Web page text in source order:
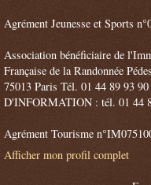
Agrément Jeunesse et Sports
Association bénéficiaire de
Française de la Randonnée
75013 Paris Tél. 01 44 89 93
D'INFORMATION : tél. 01 44
Agrément Tourisme
Afficher mon profil complet